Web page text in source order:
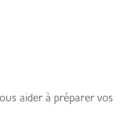
aider à préparer vos